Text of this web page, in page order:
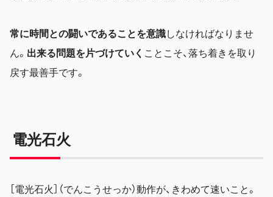
常に時間との闘いであることを意識しなければなりませ
ん。 出来る問題を片づけていく ことこそ、落ち着きを取り
戻す最善手です。
電光石火
［電光石火］（でんこうせっか）動作が、きわめて速いこと。